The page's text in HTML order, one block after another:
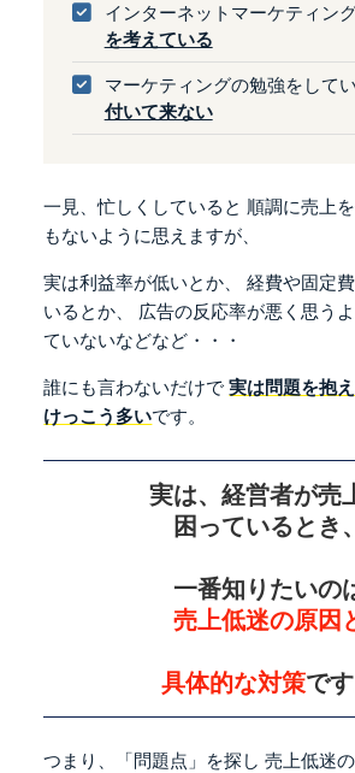
インターネットマーケティン
を考えている
マーケティングの勉強をして
付いて来ない
一見、忙しくしていると 順調に売上
もないように思えますが、
実は利益率が低いとか、
経費や固定
いるとか、
広告の反応率が悪く思う
ていないなどなど・・・
誰にも言わないだけで 実は問題を抱
けっこう多いです。
実は、経営者が売
困っているとき、
一番知りたいの
売上低迷の原因
具体的な対策です
つまり、「問題点」を探し 売上低迷